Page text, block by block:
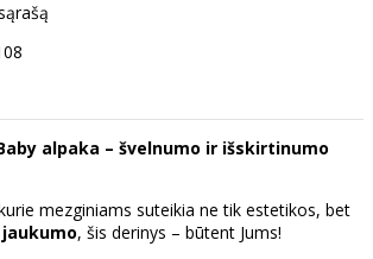
alpaka – švelnumo ir išskirtinumo
mezginiams suteikia ne tik estetikos, bet
, šis derinys – būtent Jums!